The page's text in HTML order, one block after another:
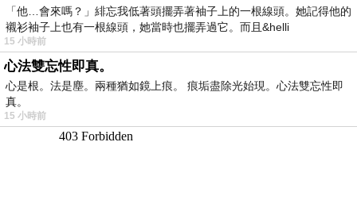
「他…會來嗎？」緋忘我低著頭擺弄著袖子上的一根線頭。她記得他的
襯衫袖子上也有一根線頭，她當時也擺弄過它。而且&helli
15 小時前
心法雙忘性即真。
心是根。法是塵。兩種猶如鏡上痕。 痕垢盡除光始現。心法雙忘性即
真。
15 小時前